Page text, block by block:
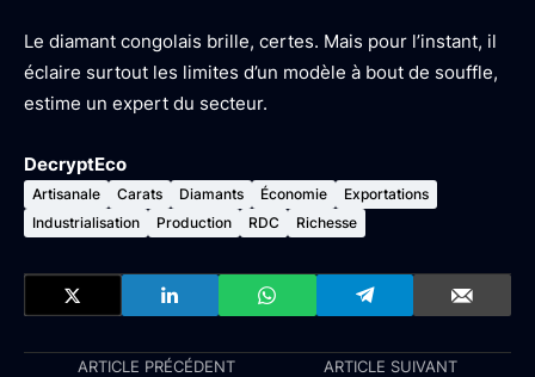
Le diamant congolais brille, certes. Mais pour l’instant, il
éclaire surtout les limites d’un modèle à bout de souffle,
estime un expert du secteur.
DecryptEco
Artisanale Carats Diamants Économie
Exportations
Industrialisation
Production RDC Richesse
ARTICLE PRÉCÉDENT ARTICLE SUIVANT